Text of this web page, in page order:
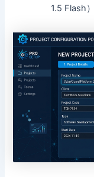
1.5 Flash）